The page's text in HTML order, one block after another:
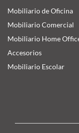
Mobiliario de Oficina
Mobiliario Comercial
Mobiliario Home
Accesorios
Mobiliario Escolar